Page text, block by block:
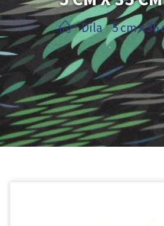
/ Díla / 5 cm x 35